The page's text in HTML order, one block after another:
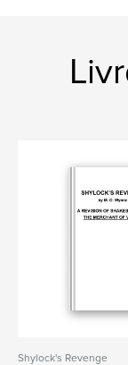
Shylock's Revenge